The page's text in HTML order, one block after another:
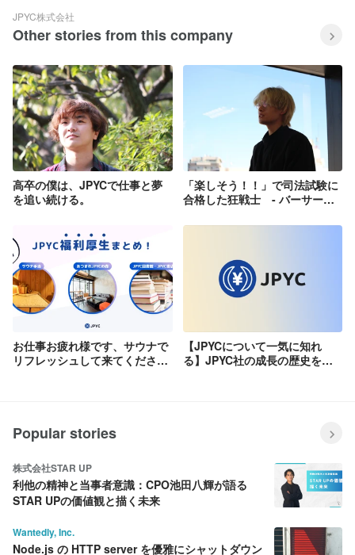
JPYC株式会社
Other stories from this company
高卒の僕は、JPYCで仕事と夢
を追い続ける。
「楽しそう！！」で司法試験に
合格した狂戦士 - バーサーカ
お仕事お疲れ様です、サウナで
リフレッシュして来てくださ
【JPYCについて一気に知れ
る】JPYC社の成長の歴史を時
Popular stories
株式会社STAR UP
利他の精神と当事者意識：CPO池田八輝が語る
STAR UPの価値観と描く未来
Wantedly, Inc.
Node.js の HTTP server を優雅にシャットダウン